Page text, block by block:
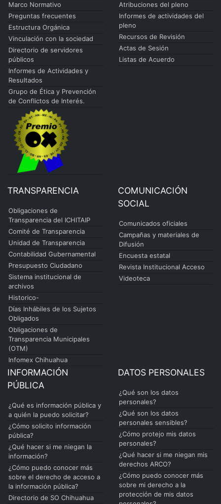
Marco Normativo
Preguntas frecuentes
Estructura Orgánica
Vinculación con la sociedad
Directorio de servidores
públicos
Informes de Actividades y
Resultados
Grupo de Ética y Prevención
de Conflictos de Interés.
Atribuciones del pleno
Informes de actividades del
pleno
Recursos de Revisión
Actas de Sesión
Listas de Acuerdo
TRANSPARENCIA
Obligaciones de
Transparencia del ICHITAIP
Comité de Transparencia
Unidad de Transparencia
Contabilidad Gubernamental
Presupuesto Ciudadano
Sistema institucional de
archivos
Historico-
Días Inhábiles de los Sujetos
Obligados
Obligaciones de
Transparencia Municipales
(OTM)
Infomex Chihuahua
COMUNICACIÓN
SOCIAL
Comunicados oficiales
Campañas y materiales de
Difusión
Encuesta estatal
Revista Institucional Acceso
Videoteca
INFORMACIÓN
PÚBLICA
¿Qué es información pública y
a quién la puedo solicitar?
¿Cómo solicito información
pública?
¿Qué hacer si me niegan la
información?
¿Cómo puedo conocer más
sobre el derecho de acceso a
la información pública?
Directorio de SO Chihuahua
DATOS PERSONALES
¿Qué son los datos
personales?
¿Qué son los datos
personales sensibles?
¿Cómo protejo mis datos
personales?
¿Qué hacer si me niegan mis
derechos ARCO?
¿Cómo puedo conocer más
sobre mi derecho a la
protección de mis datos